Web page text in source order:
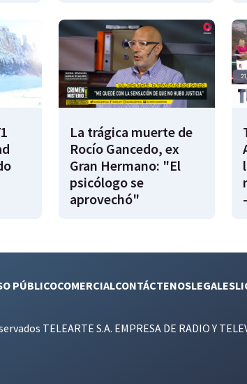
La trágica muerte de
Rocío Gancedo, ex
Gran Hermano: "El
psicólogo se
aprovechó"
PÚBLICOCOMERCIALCONTÁCTENOSLEGALES
TELEARTE S.A. EMPRESA DE RADIO Y